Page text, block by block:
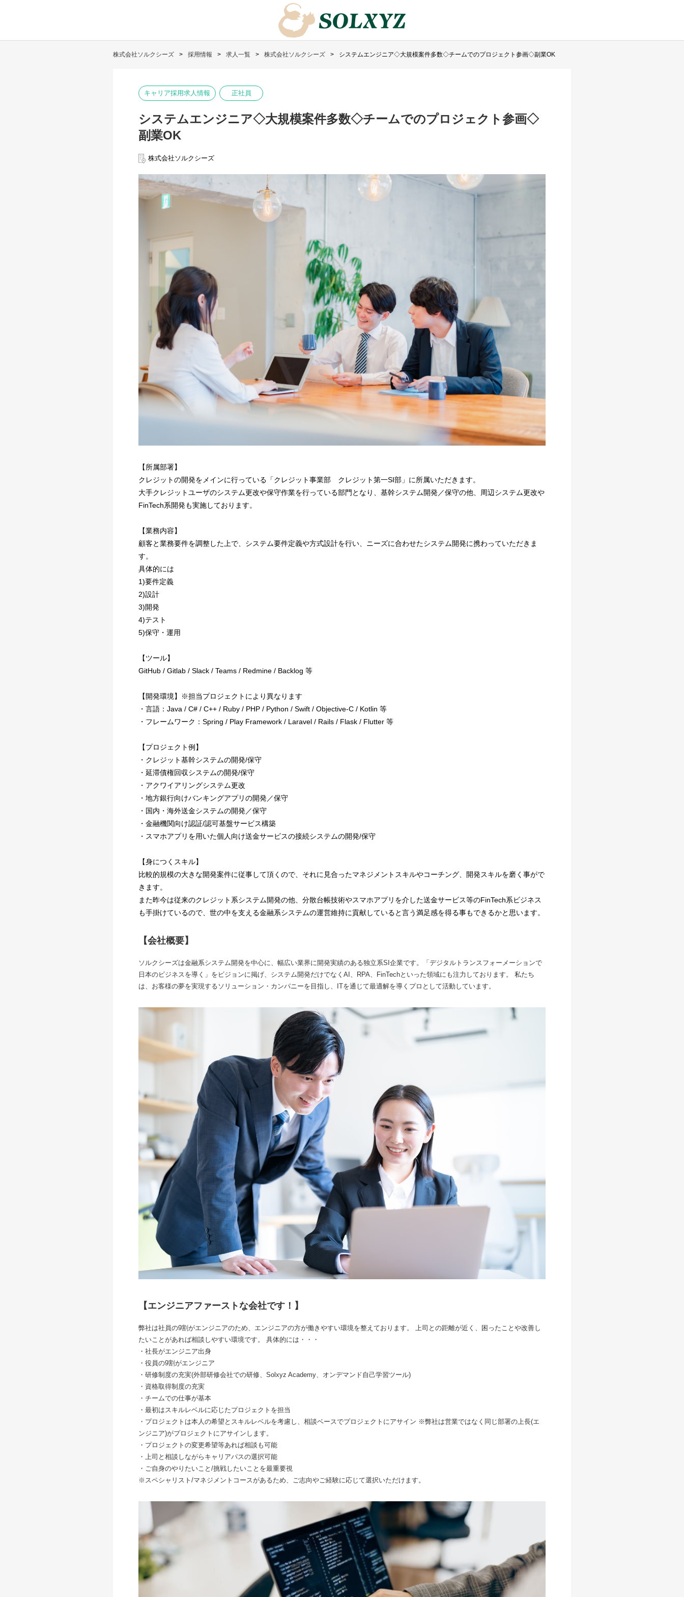
株式会社ソルクシーズ 採用情報 求人一覧 株式会社ソルクシーズ システムエンジニア◇大規模案件多数◇チームでのプロジェクト参画◇副業OK
キャリア採用求人情報 正社員
システムエンジニア◇大規模案件多数◇チームでのプロジェクト参画◇
副業OK
株式会社ソルクシーズ
【所属部署】
クレジットの開発をメインに行っている「クレジット事業部 クレジット第一SI部」に所属いただきます。
大手クレジットユーザのシステム更改や保守作業を行っている部門となり、基幹システム開発／保守の他、周辺システム更改や
FinTech系開発も実施しております。
【業務内容】
顧客と業務要件を調整した上で、システム要件定義や方式設計を行い、ニーズに合わせたシステム開発に携わっていただきま
す。
具体的には
1)要件定義
2)設計
3)開発
4)テスト
5)保守・運用
【ツール】
GitHub / Gitlab / Slack / Teams / Redmine / Backlog 等
【開発環境】※担当プロジェクトにより異なります
・言語：Java / C# / C++ / Ruby / PHP / Python / Swift / Objective-C / Kotlin 等
・フレームワーク：Spring / Play Framework / Laravel / Rails / Flask / Flutter 等
【プロジェクト例】
・クレジット基幹システムの開発/保守
・延滞債権回収システムの開発/保守
・アクワイアリングシステム更改
・地方銀行向けバンキングアプリの開発／保守
・国内・海外送金システムの開発／保守
・金融機関向け認証/認可基盤サービス構築
・スマホアプリを用いた個人向け送金サービスの接続システムの開発/保守
【身につくスキル】
比較的規模の大きな開発案件に従事して頂くので、それに見合ったマネジメントスキルやコーチング、開発スキルを磨く事がで
きます。
また昨今は従来のクレジット系システム開発の他、分散台帳技術やスマホアプリを介した送金サービス等のFinTech系ビジネス
も手掛けているので、世の中を支える金融系システムの運営維持に貢献していると言う満足感を得る事もできるかと思います。
【会社概要】
ソルクシーズは金融系システム開発を中心に、幅広い業界に開発実績のある独立系SI企業です。「デジタルトランスフォーメーションで
日本のビジネスを導く」をビジョンに掲げ、システム開発だけでなくAI、RPA、FinTechといった領域にも注力しております。 私たち
は、お客様の夢を実現するソリューション・カンパニーを目指し、ITを通じて最適解を導くプロとして活動しています。
【エンジニアファーストな会社です！】
弊社は社員の9割がエンジニアのため、エンジニアの方が働きやすい環境を整えております。 上司との距離が近く、困ったことや改善し
たいことがあれば相談しやすい環境です。 具体的には・・・
・社長がエンジニア出身
・役員の9割がエンジニア
・研修制度の充実(外部研修会社での研修、Solxyz Academy、オンデマンド自己学習ツール)
・資格取得制度の充実
・チームでの仕事が基本
・最初はスキルレベルに応じたプロジェクトを担当
・プロジェクトは本人の希望とスキルレベルを考慮し、相談ベースでプロジェクトにアサイン ※弊社は営業ではなく同じ部署の上長(エ
ンジニア)がプロジェクトにアサインします。
・プロジェクトの変更希望等あれば相談も可能
・上司と相談しながらキャリアパスの選択可能
・ご自身のやりたいこと/挑戦したいことを最重要視
※スペシャリスト/マネジメントコースがあるため、ご志向やご経験に応じて選択いただけます。